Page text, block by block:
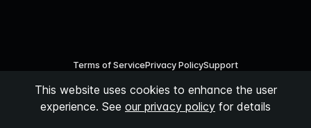
Terms of ServicePrivacy PolicySupport
Podspace AB
This website uses cookies to enhance the user
experience. See our privacy policy for details